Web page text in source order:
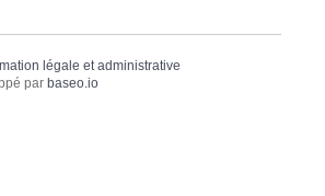
légale et administrative
par baseo.io